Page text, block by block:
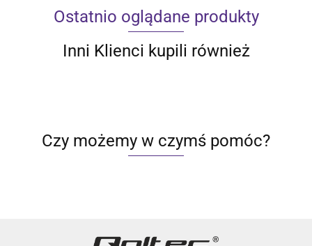
Ostatnio oglądane produkty
Inni Klienci kupili również
Czy możemy w czymś pomóc?